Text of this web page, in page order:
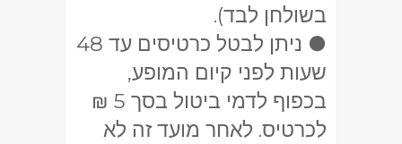
בשולחן לבד).
● ניתן לבטל כרטיסים עד 48
שעות לפני קיום המופע,
בכפוף לדמי ביטול בסך 5 ₪
לכרטיס. לאחר מועד זה לא